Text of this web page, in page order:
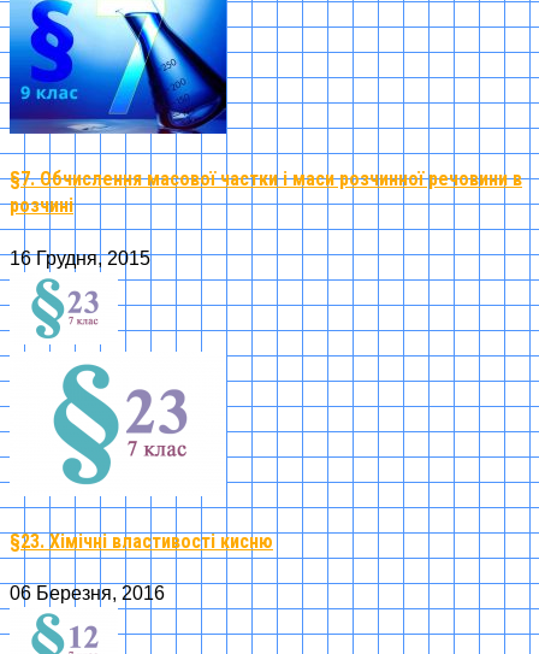
§7. Обчислення масової частки і маси розчинної речовини в
розчині
16 Грудня, 2015
§23. Хімічні властивості кисню
06 Березня, 2016